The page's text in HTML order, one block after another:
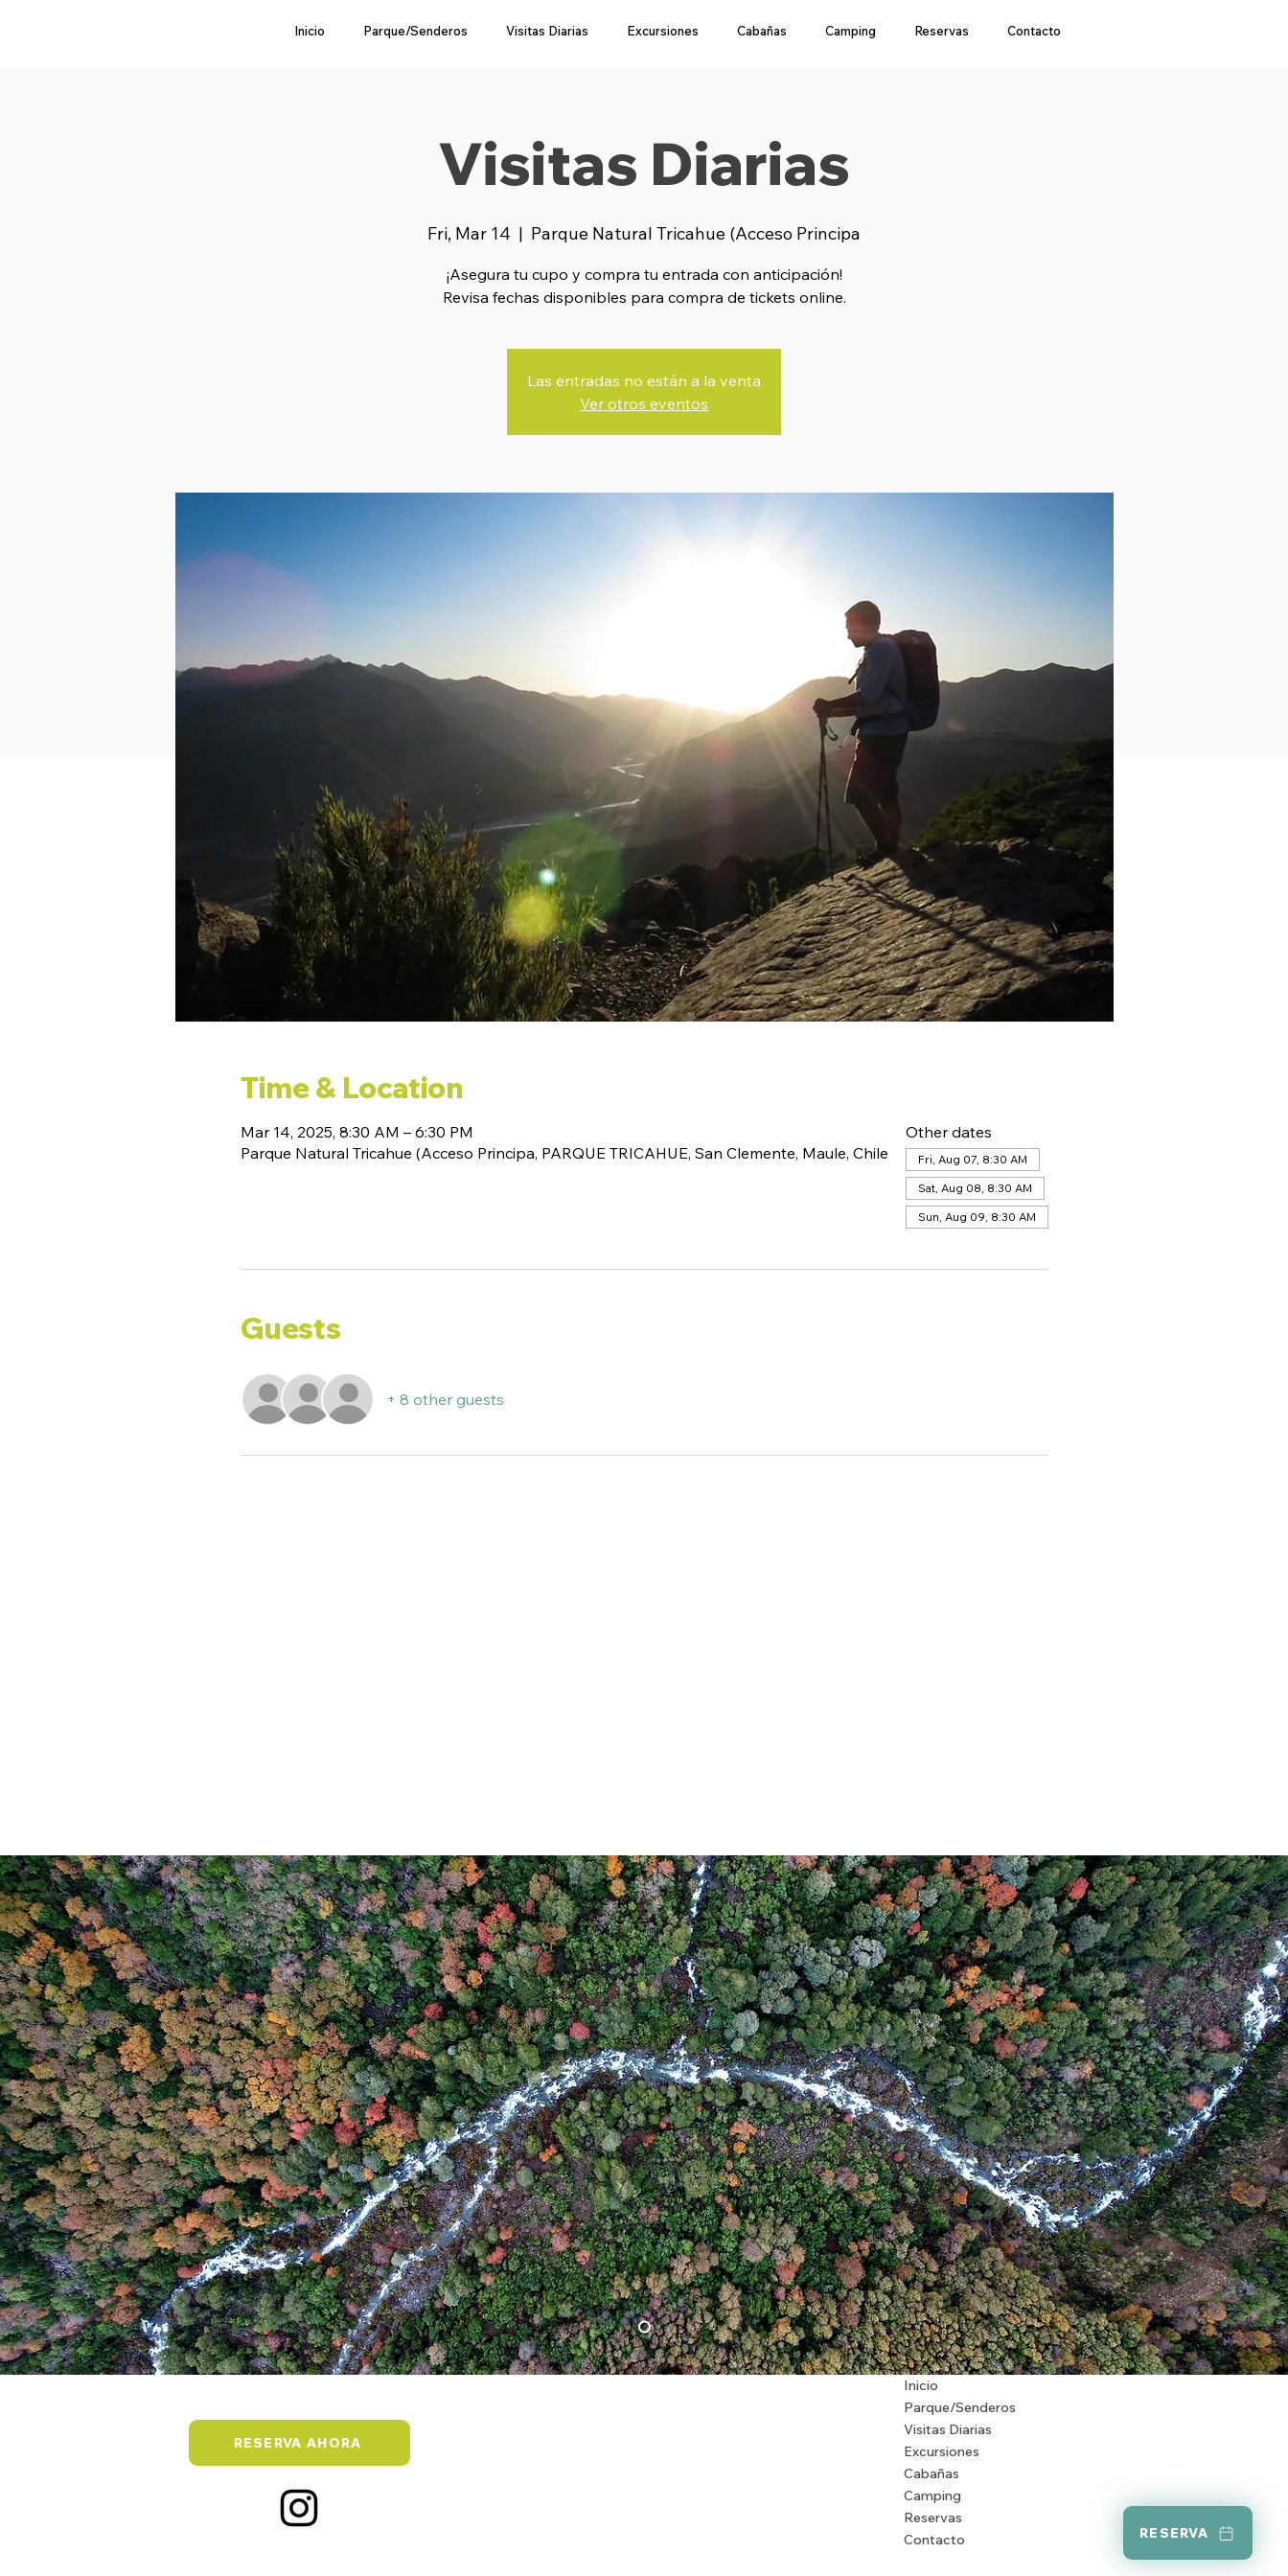
Inicio Parque/Senderos Visitas Diarias Excursiones Cabañas Camping Reservas Contacto
Visitas Diarias
Fri, Mar 14
  |
Parque Natural Tricahue (Acceso Principa
¡Asegura tu cupo y compra tu entrada con anticipación!
Revisa fechas disponibles para compra de tickets online.
Las entradas no están a la venta
Ver otros eventos
Time & Location
Mar 14, 2025, 8:30 AM – 6:30 PM
Parque Natural Tricahue (Acceso Principa, PARQUE TRICAHUE, San Clemente, Maule, Chile
Other dates
Fri, Aug 07, 8:30 AM
Sat, Aug 08, 8:30 AM
Sun, Aug 09, 8:30 AM
Guests
+ 8 other guests
RESERVA
RESERVA AHORA
Inicio
Parque/Senderos
Visitas Diarias
Excursiones
Cabañas
Camping
Reservas
Contacto